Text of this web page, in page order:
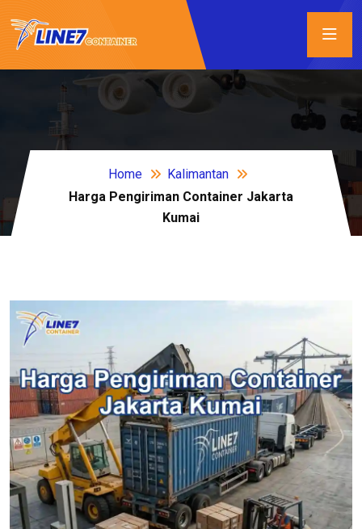
Home
Kalimantan
Harga Pengiriman Container Jakarta
Kumai